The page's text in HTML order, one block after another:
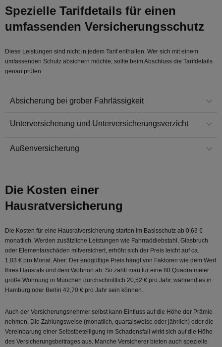
Spezielle Tarifdetails für einen
umfassenden Versicherungsschutz
Diese Leistungen sind nicht in jedem Tarif enthalten. Wer sich mit einem
umfassenden Schutz absichern möchte, sollte beim Abschluss die Tarifdetails
genau prüfen.
Absicherung bei grober Fahrlässigkeit
Unterversicherung und Unterversicherungsverzicht
Außenversicherung
Die Kosten einer
Hausratversicherung
Die Kosten für eine Hausratversicherung starten im Basisschutz ab 0,63 €
monatlich. Werden zusätzliche Leistungen wie Fahrraddiebstahl, Glasbruch
oder Elementarschäden mitversichert, erhöht sich der Preis leicht auf ca.
1,03 € pro Monat. Aber: Der endgültige Preis hängt von Faktoren wie dem Wert
Ihres Hausrats und dem Wohnort ab. So zahlt man für eine 80 Quadratmeter
große Wohnung in München durchschnittlich 20,52 € pro Jahr, während es in
Hamburg oder Berlin 42,70 € pro Jahr sein können.
Auch der Versicherungsnehmer selbst kann Einfluss auf die Höhe der Prämie
nehmen. Die Zahlungsweise (monatlich, quartalsweise oder jährlich) oder die
Vereinbarung einer Selbstbeteiligung im Schadensfall wirkt sich auf die Höhe
des Versicherungsbeitrages aus. Manche Versicherer bieten auch spezielle